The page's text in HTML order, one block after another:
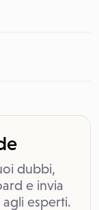
dubbi,
e invia
esperti.